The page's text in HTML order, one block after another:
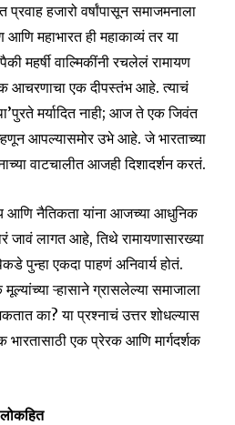
हजारो वर्षांपासून समाजमनाला
महाभारत ही महाकाव्यं तर या
महर्षी वाल्मिकींनी रचलेलं रामायण
आचरणाचा एक दीपस्तंभ आहे. त्याचं
मर्यादित नाही; आज ते एक जिवंत
आपल्यासमोर उभे आहे. जे भारताच्या
वाटचालीत आजही दिशादर्शन करतं.
आणि नैतिकता यांना आजच्या आधुनिक
जावं लागत आहे, तिथे रामायणासारख्या
पुन्हा एकदा पाहणं अनिवार्य होतं.
ऱ्हासाने ग्रासलेल्या समाजाला
का? या प्रश्नाचं उत्तर शोधल्यास
एक प्रेरक आणि मार्गदर्शक